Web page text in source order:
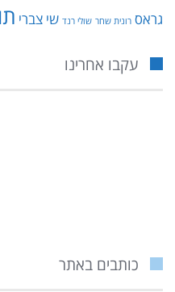
גראס רונית שחר שולי רנד שי צברי
עקבו אחרינו
כותבים באתר